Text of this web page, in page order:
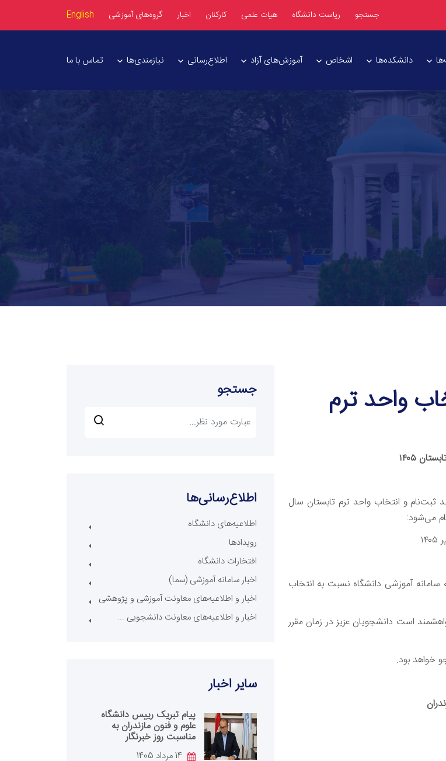
جستجو ریاست دانشگاه هیات علمی کارکنان اخبار گروه‌های آموزشی English
دانشکده‌ها اشخاص آموزش‌های آزاد اطلاع‌رسانی نیازمندی‌ها تماس با ما
واحد ترم
۱۴۰۵
ثبت‌نام و انتخاب واحد ترم تابستان سال
سامانه آموزشی دانشگاه نسبت به انتخاب
است دانشجویان عزیز در زمان مقرر
جستجو
اطلاع‌رسانی‌ها
اطلاعیه‌های دانشگاه
رویدادها
افتخارات دانشگاه
اخبار سامانه آموزشی (سما)
اخبار و اطلاعیه‌های معاونت آموزشی و پژوهشی
اخبار و اطلاعیه‌های معاونت دانشجویی ...
سایر اخبار
پیام تبریک رییس دانشگاه
علوم و فنون مازندران به
مناسبت روز خبرنگار